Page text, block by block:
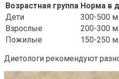
Возрастная группа Норма в
Дети
300-500
Взрослые
200-300
Пожилые
150-250
Диетологи рекомендуют